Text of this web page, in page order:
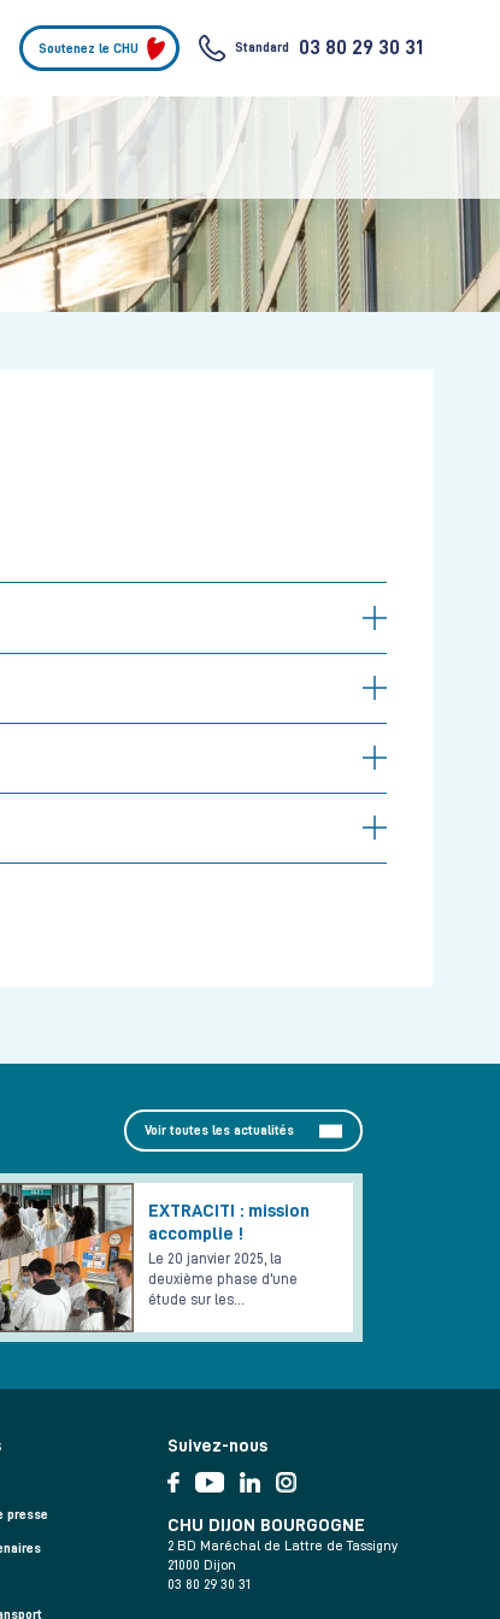
Soutenez le CHU Standard 03 80 29 30 31
Voir toutes les actualités
EXTRACITI : mission
accomplie !
Le 20 janvier 2025, la
deuxième phase d'une
étude sur les…
presse
Suivez-nous
CHU DIJON BOURGOGNE
2 BD Maréchal de Lattre de Tassigny
21000 Dijon
03 80 29 30 31